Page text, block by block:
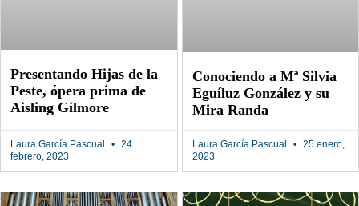
Presentando Hijas de la
Peste, ópera prima de
Aisling Gilmore
Laura García Pascual
24
febrero, 2023
Conociendo a Mª Silvia
Eguíluz González y su
Mira Randa
Laura García Pascual
25 enero,
2023